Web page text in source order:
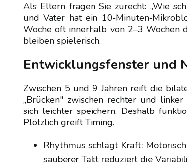
Als Eltern fragen Sie zurecht: „Wie
und Vater hat ein
Woche oft innerhalb von 2–3 Wochen
bleiben spielerisch.
Entwicklungsfenster und
Zwischen 5 und 9 Jahren reift die
„Brücken" zwischen rechter und
sich leichter speichern. Deshalb
Plötzlich greift Timing.
Rhythmus schlägt Kraft:
sauberer Takt reduziert die